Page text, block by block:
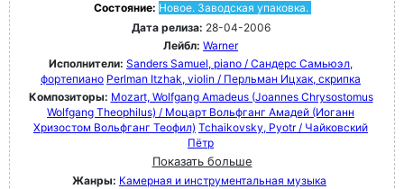
Состояние: Новое. Заводская упаковка.
Дата релиза: 28-04-2006
Лейбл: Warner
Исполнители: Sanders Samuel, piano / Сандерс Самьюэл,
фортепиано Perlman Itzhak, violin / Перльман Ицхак, скрипка
Композиторы: Mozart, Wolfgang Amadeus (Joannes Chrysostomus
Wolfgang Theophilus) / Моцарт Вольфганг Амадей (Иоганн
Хризостом Вольфганг Теофил) Tchaikovsky, Pyotr / Чайковский
Пётр
Показать больше
Жанры: Камерная и инструментальная музыка